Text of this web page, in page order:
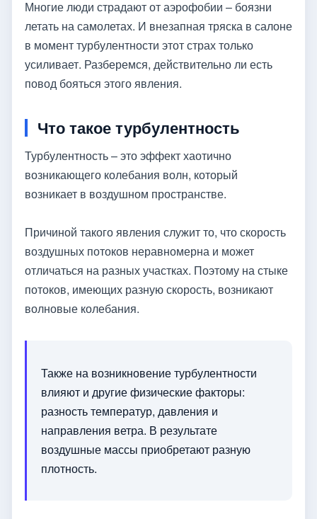
Многие люди страдают от аэрофобии – боязни
летать на самолетах. И внезапная тряска в салоне
в момент турбулентности этот страх только
усиливает. Разберемся, действительно ли есть
повод бояться этого явления.
Что такое турбулентность
Турбулентность – это эффект хаотично
возникающего колебания волн, который
возникает в воздушном пространстве.
Причиной такого явления служит то, что скорость
воздушных потоков неравномерна и может
отличаться на разных участках. Поэтому на стыке
потоков, имеющих разную скорость, возникают
волновые колебания.
Также на возникновение турбулентности
влияют и другие физические факторы:
разность температур, давления и
направления ветра. В результате
воздушные массы приобретают разную
плотность.